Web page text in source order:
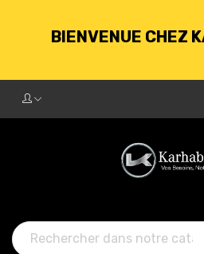
BIENVENUE CHEZ